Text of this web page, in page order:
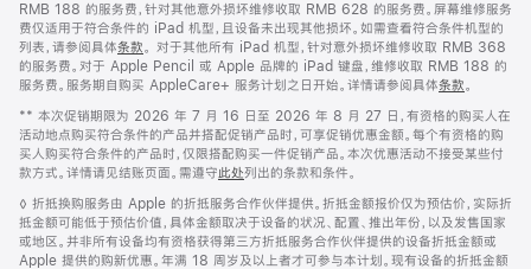
RMB 188 的服务费，针对其他意外损坏维修收取 RMB 628 的服务费。屏幕维修服务
费仅适用于符合条件的 iPad 机型，且设备未出现其他损坏。如需查看符合条件机型的
列表，请参阅具体条款。 对于其他所有 iPad 机型，针对意外损坏维修收取 RMB 368
的服务费。对于 Apple Pencil 或 Apple 品牌的 iPad 键盘，维修收取 RMB 188 的
服务费。服务期自购买 AppleCare+ 服务计划之日开始。详情请参阅具体条款。
脚
注
** 本次促销期限为 2026 年 7 月 16 日至 2026 年 8 月 27 日，有资格的购买人在
活动地点购买符合条件的产品并搭配促销产品时，可享促销优惠金额。每个有资格的购
买人购买符合条件的产品时，仅限搭配购买一件促销产品。本次优惠活动不接受某些付
款方式。详情请见结账页面。需遵守此处列出的条款和条件。
脚
注
◊ 折抵换购服务由 Apple 的折抵服务合作伙伴提供。折抵金额报价仅为预估价，实际折
抵金额可能低于预估价值，具体金额取决于设备的状况、配置、推出年份，以及发售国家
或地区。并非所有设备均有资格获得第三方折抵服务合作伙伴提供的设备折抵金额或
Apple 提供的购新优惠。年满 18 周岁及以上者才可参与本计划。现有设备的折抵金额